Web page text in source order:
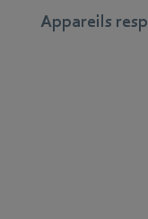
Appareils